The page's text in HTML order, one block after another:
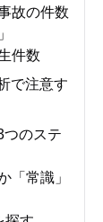
故の件数
件数
で注意す
つのステ
「常識」